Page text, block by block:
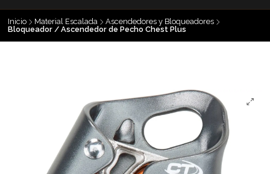
Inicio Material Escalada
Ascendedores y Bloqueadores
Bloqueador / Ascendedor de Pecho Chest Plus